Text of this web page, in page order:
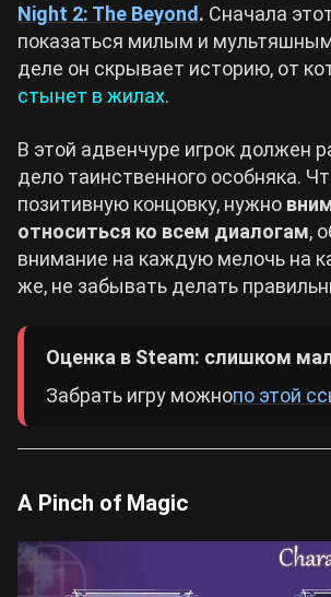
Night 2: The Beyond. Сначала
показаться милым и
деле он скрывает историю, от
стынет в жилах.
В этой адвенчуре игрок должен
дело таинственного особняка.
позитивную концовку, нужно
относиться ко всем диалогам,
внимание на каждую мелочь на
же, не забывать делать
Оценка в Steam: слишком
Забрать игру можнопо этой
A Pinch of Magic